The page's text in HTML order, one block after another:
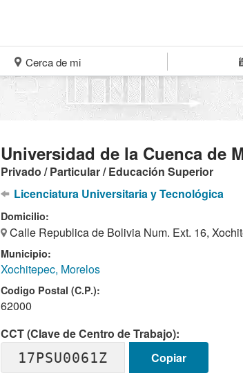
Cerca de mi
Universidad de la Cuenca de
Privado / Particular / Educación Superior
Licenciatura Universitaria y Tecnológica
Domicilio:
Calle Republica de Bolivia Num. Ext. 16,
Municipio:
Xochitepec, Morelos
Codigo Postal (C.P.):
62000
CCT (Clave de Centro de Trabajo):
17PSU0061Z
Copiar